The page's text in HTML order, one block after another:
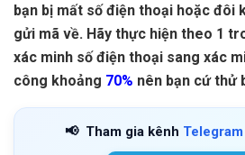
bạn bị mất số điện thoại hoặc đôi
gửi mã về. Hãy thực hiện theo 1
xác minh số điện thoại sang xác
công khoảng 70% nên bạn cứ thử
📢 Tham gia kênh Telegram